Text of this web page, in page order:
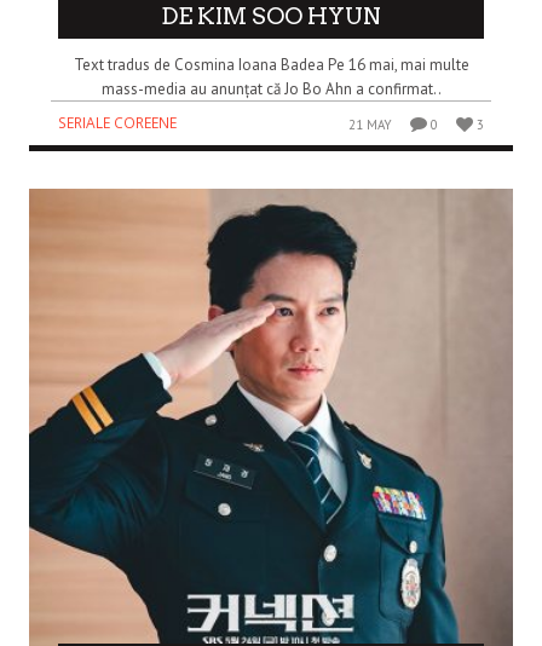
DE KIM SOO HYUN
Text tradus de Cosmina Ioana Badea Pe 16 mai, mai multe
mass-media au anunțat că Jo Bo Ahn a confirmat..
SERIALE COREENE
21 MAY 0 3